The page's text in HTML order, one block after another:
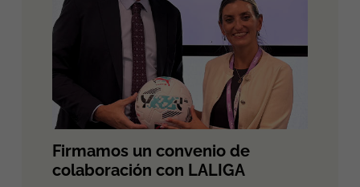
Firmamos un convenio de
colaboración con LALIGA